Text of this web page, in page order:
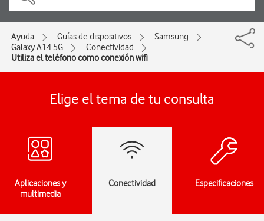
Ayuda Guías de dispositivos
Samsung
Galaxy A14 5G
Conectividad
Utiliza el teléfono como conexión wifi
Elige el tema de tu consulta
Aplicaciones y
multimedia
Conectividad Especificaciones